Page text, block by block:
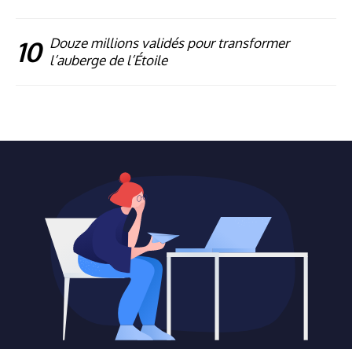
10 Douze millions validés pour transformer
l’auberge de l’Étoile